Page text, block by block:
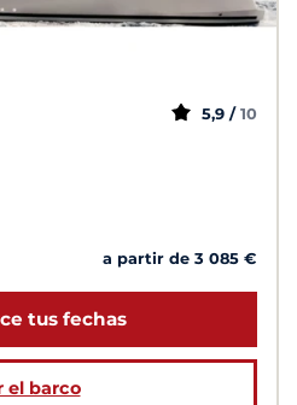
5,9 / 10
a partir de 3 085 €
tus fechas
el barco